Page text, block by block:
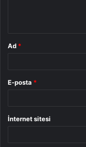
Ad *
E-posta *
İnternet sitesi